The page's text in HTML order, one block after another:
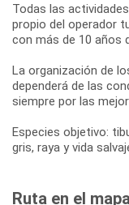
Todas las
propio del operador
con más de 10 años
La organización de
dependerá de las
siempre por las
Especies objetivo:
gris, raya y vida
Ruta en el mapa